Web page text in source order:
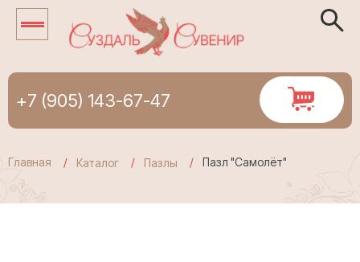
+7 (905) 143-67-47
Главная Каталог Пазлы Пазл "Самолёт"